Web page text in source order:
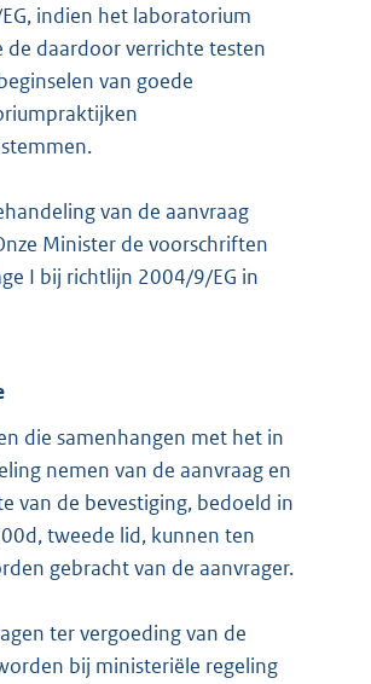
indien het laboratorium
de daardoor verrichte testen
van goede
van de aanvraag
Minister de voorschriften
I bij richtlijn 2004/9/EG in
die samenhangen met het in
nemen van de aanvraag en
van de bevestiging, bedoeld in
tweede lid, kunnen ten
gebracht van de aanvrager.
ter vergoeding van de
bij ministeriële regeling